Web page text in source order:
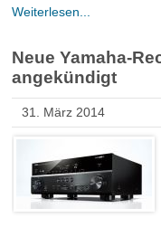
Weiterlesen...
Neue Yamaha-
angekündigt
31. März 2014